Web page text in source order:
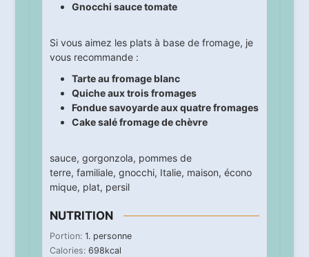
Gnocchi sauce tomate
Si vous aimez les plats à base de fromage, je
vous recommande :
Tarte au fromage blanc
Quiche aux trois fromages
Fondue savoyarde aux quatre fromages
Cake salé fromage de chèvre
sauce, gorgonzola, pommes de
terre, familiale, gnocchi, Italie, maison, écono
mique, plat, persil
NUTRITION
Portion: 1. personne
Calories: 698kcal